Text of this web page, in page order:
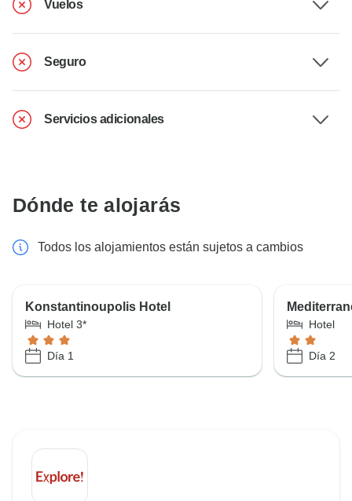
Vuelos
Seguro
Servicios adicionales
Dónde te alojarás
Todos los alojamientos están sujetos a cambios
Konstantinoupolis Hotel
Hotel 3*
Día 1
Hotel
Día 2